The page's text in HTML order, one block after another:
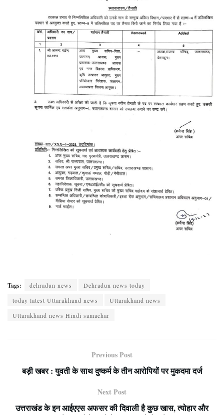
Tags: dehradun news
Dehradun news today
today latest Uttarakhand news
Uttarakhand news
Uttarakhand news Hindi samachar
Previous Post
बड़ी खबर : युवती के साथ दुष्कर्म के तीन आरोपियों पर मुकदमा दर्ज
Next Post
उत्तराखंड के इन आईएएस अफसर की दिवाली है कुछ खास, त्योहार और